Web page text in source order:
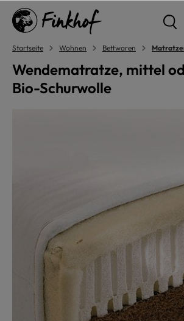
springen
Startseite Wohnen Bettwaren
Wendematratze, mittel
Bio-Schurwolle